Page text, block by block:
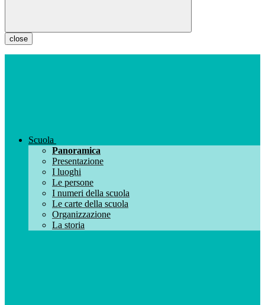
close
Scuola
Panoramica
Presentazione
I luoghi
Le persone
I numeri della scuola
Le carte della scuola
Organizzazione
La storia